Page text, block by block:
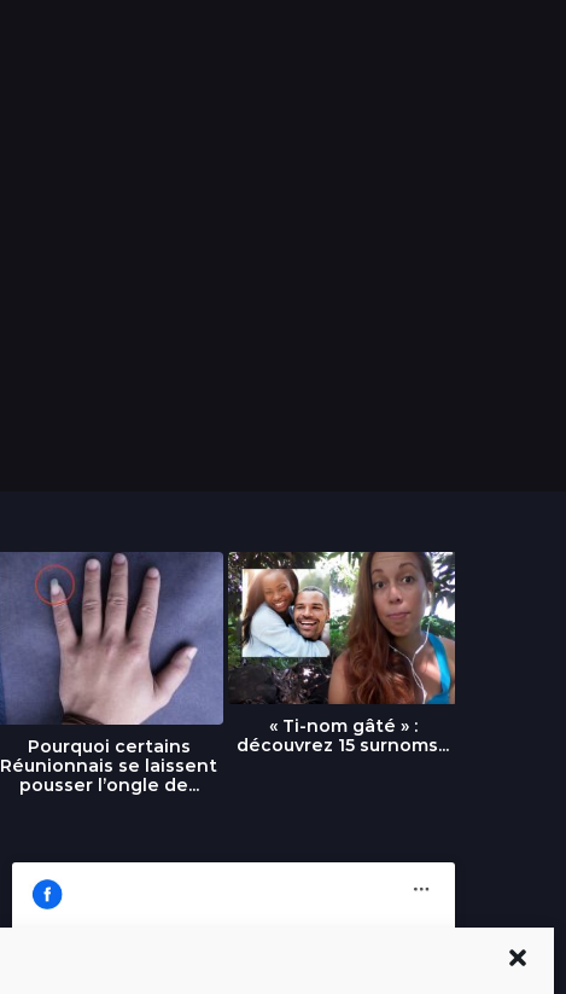
Pourquoi certains
Réunionnais se laissent
pousser l’ongle de...
« Ti-nom gâté » :
découvrez 15 surnoms...